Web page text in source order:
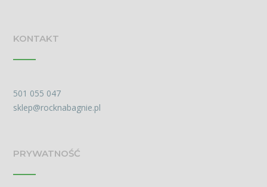
KONTAKT
501 055 047
sklep@rocknabagnie.pl
PRYWATNOŚĆ